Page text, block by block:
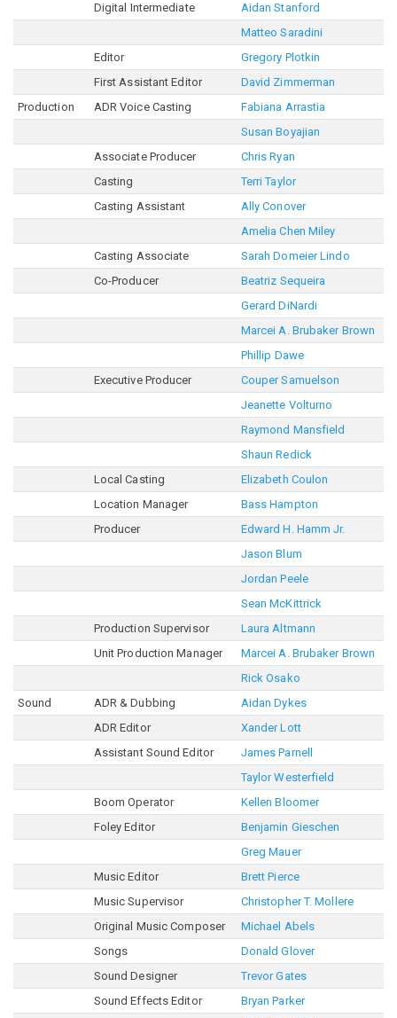
Digital Intermediate
Aidan Stanford
Matteo Saradini
Editor
Gregory Plotkin
First Assistant Editor
David Zimmerman
Production
ADR Voice Casting
Fabiana Arrastia
Susan Boyajian
Associate Producer
Chris Ryan
Casting
Terri Taylor
Casting Assistant
Ally Conover
Amelia Chen Miley
Casting Associate
Sarah Domeier Lindo
Co-Producer
Beatriz Sequeira
Gerard DiNardi
Marcei A. Brubaker Brown
Phillip Dawe
Executive Producer
Couper Samuelson
Jeanette Volturno
Raymond Mansfield
Shaun Redick
Local Casting
Elizabeth Coulon
Location Manager
Bass Hampton
Producer
Edward H. Hamm Jr.
Jason Blum
Jordan Peele
Sean McKittrick
Production Supervisor
Laura Altmann
Unit Production Manager
Marcei A. Brubaker Brown
Rick Osako
Sound
ADR & Dubbing
Aidan Dykes
ADR Editor
Xander Lott
Assistant Sound Editor
James Parnell
Taylor Westerfield
Boom Operator
Kellen Bloomer
Foley Editor
Benjamin Gieschen
Greg Mauer
Music Editor
Brett Pierce
Music Supervisor
Christopher T. Mollere
Original Music Composer
Michael Abels
Songs
Donald Glover
Sound Designer
Trevor Gates
Sound Effects Editor
Bryan Parker